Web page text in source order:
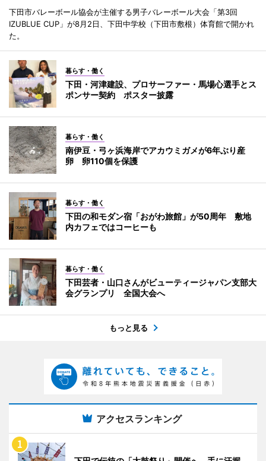
下田市バレーボール協会が主催する男子バレーボール大会「第3回
IZUBLUE CUP」が8月2日、下田中学校（下田市敷根）体育館で開かれ
た。
暮らす・働く
下田・河津建設、プロサーファー・馬場心選手とス
ポンサー契約 ポスター披露
暮らす・働く
南伊豆・弓ヶ浜海岸でアカウミガメが6年ぶり産
卵 卵110個を保護
暮らす・働く
下田の和モダン宿「おがわ旅館」が50周年 敷地
内カフェではコーヒーも
暮らす・働く
下田芸者・山口さんがビューティージャパン支部大
会グランプリ 全国大会へ
もっと見る
アクセスランキング